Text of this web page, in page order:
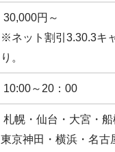
30,000円～
※ネット割引3.30.3キ
り。
10:00～20：00
札幌・仙台・大宮・船
東京神田・横浜・名古